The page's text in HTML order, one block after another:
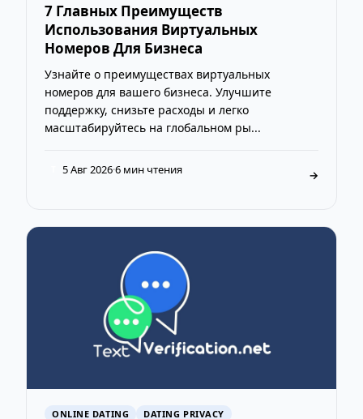
7 Главных Преимуществ
Использования Виртуальных
Номеров Для Бизнеса
Узнайте о преимуществах виртуальных
номеров для вашего бизнеса. Улучшите
поддержку, снизьте расходы и легко
масштабируйтесь на глобальном ры...
5 Авг 2026·6 мин чтения →
ONLINE DATING DATING PRIVACY